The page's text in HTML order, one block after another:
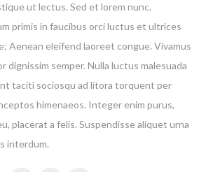
ut lectus. Sed et lorem nunc.
primis in faucibus orci luctus et ultrices
Aenean eleifend laoreet congue. Vivamus
dignissim semper. Nulla luctus malesuada
taciti sociosqu ad litora torquent per
himenaeos. Integer enim purus,
placerat a felis. Suspendisse aliquet urna
interdum.